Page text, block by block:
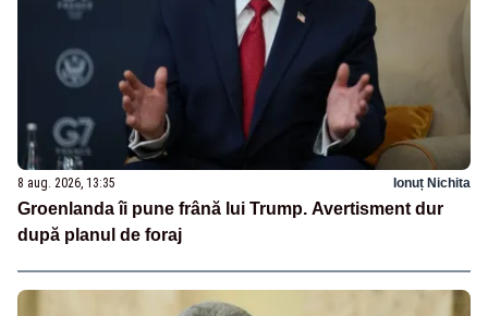
8 aug. 2026, 13:35 Ionuț Nichita
Groenlanda îi pune frână lui Trump. Avertisment dur
după planul de foraj